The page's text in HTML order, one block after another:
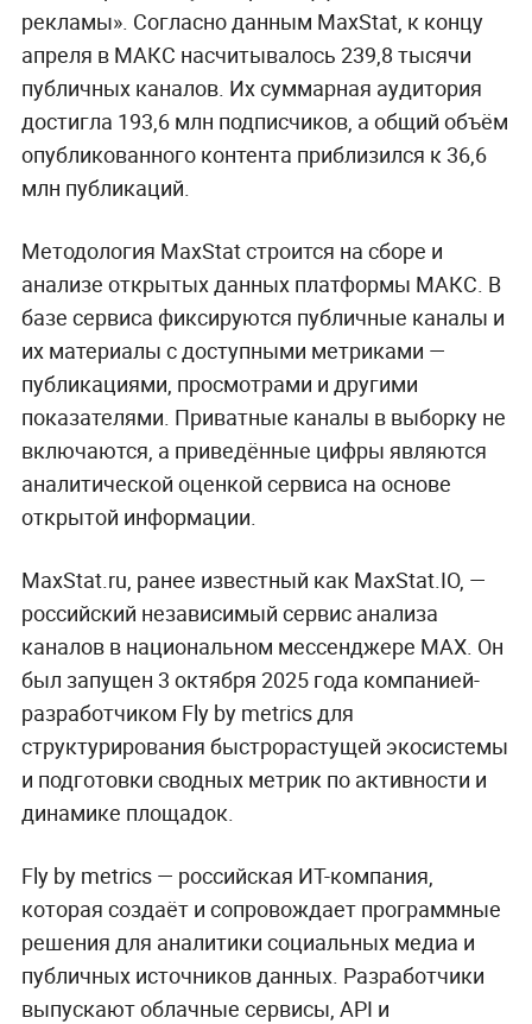
рекламы». Согласно данным MaxStat, к концу
апреля в МАКС насчитывалось 239,8 тысячи
публичных каналов. Их суммарная аудитория
достигла 193,6 млн подписчиков, а общий объём
опубликованного контента приблизился к 36,6
млн публикаций.
Методология MaxStat строится на сборе и
анализе открытых данных платформы МАКС. В
базе сервиса фиксируются публичные каналы и
их материалы с доступными метриками —
публикациями, просмотрами и другими
показателями. Приватные каналы в выборку не
включаются, а приведённые цифры являются
аналитической оценкой сервиса на основе
открытой информации.
MaxStat.ru, ранее известный как MaxStat.IO, —
российский независимый сервис анализа
каналов в национальном мессенджере MAX. Он
был запущен 3 октября 2025 года компанией-
разработчиком Fly by metrics для
структурирования быстрорастущей экосистемы
и подготовки сводных метрик по активности и
динамике площадок.
Fly by metrics — российская ИТ-компания,
которая создаёт и сопровождает программные
решения для аналитики социальных медиа и
публичных источников данных. Разработчики
выпускают облачные сервисы, API и